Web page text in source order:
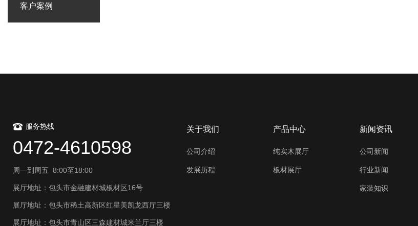
客户案例
服务热线
0472-4610598
周一到周五 8:00至18:00
展厅地址：包头市金融建材城板材区16号
展厅地址：包头市稀土高新区红星美凯龙西厅三楼
展厅地址：包头市青山区三森建材城米兰厅三楼
关于我们
公司介绍
发展历程
产品中心
纯实木展厅
板材展厅
新闻资讯
公司新闻
行业新闻
家装知识